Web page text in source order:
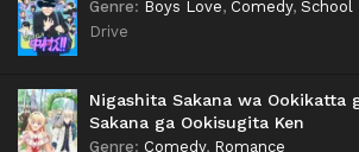
Genre: Boys Love, Comedy, School
Drive
Nigashita Sakana wa Ookikatta
Sakana ga Ookisugita Ken
Genre: Comedy, Romance